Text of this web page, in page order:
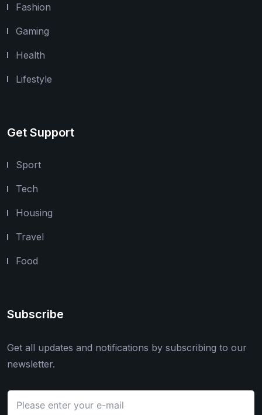
Fashion
Gaming
Health
Lifestyle
Get Support
Sport
Tech
Housing
Travel
Food
Subscribe
Get all updates and notifications by subscribing to our
newsletter.